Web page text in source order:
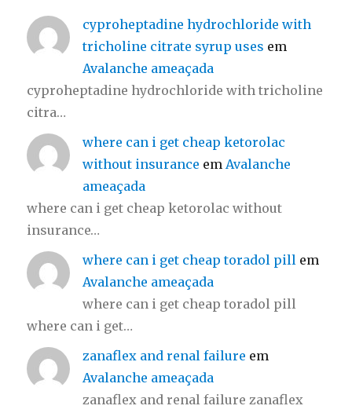
cyproheptadine hydrochloride with
tricholine citrate syrup uses em
Avalanche ameaçada
cyproheptadine hydrochloride with tricholine
citra…
where can i get cheap ketorolac
without insurance em Avalanche
ameaçada
where can i get cheap ketorolac without
insurance…
where can i get cheap toradol pill em
Avalanche ameaçada
where can i get cheap toradol pill
where can i get…
zanaflex and renal failure em
Avalanche ameaçada
zanaflex and renal failure zanaflex